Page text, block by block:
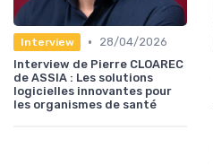
Interview •
28/04/2026
Interview de Pierre CLOAREC
de ASSIA : Les solutions
logicielles innovantes pour
les organismes de santé